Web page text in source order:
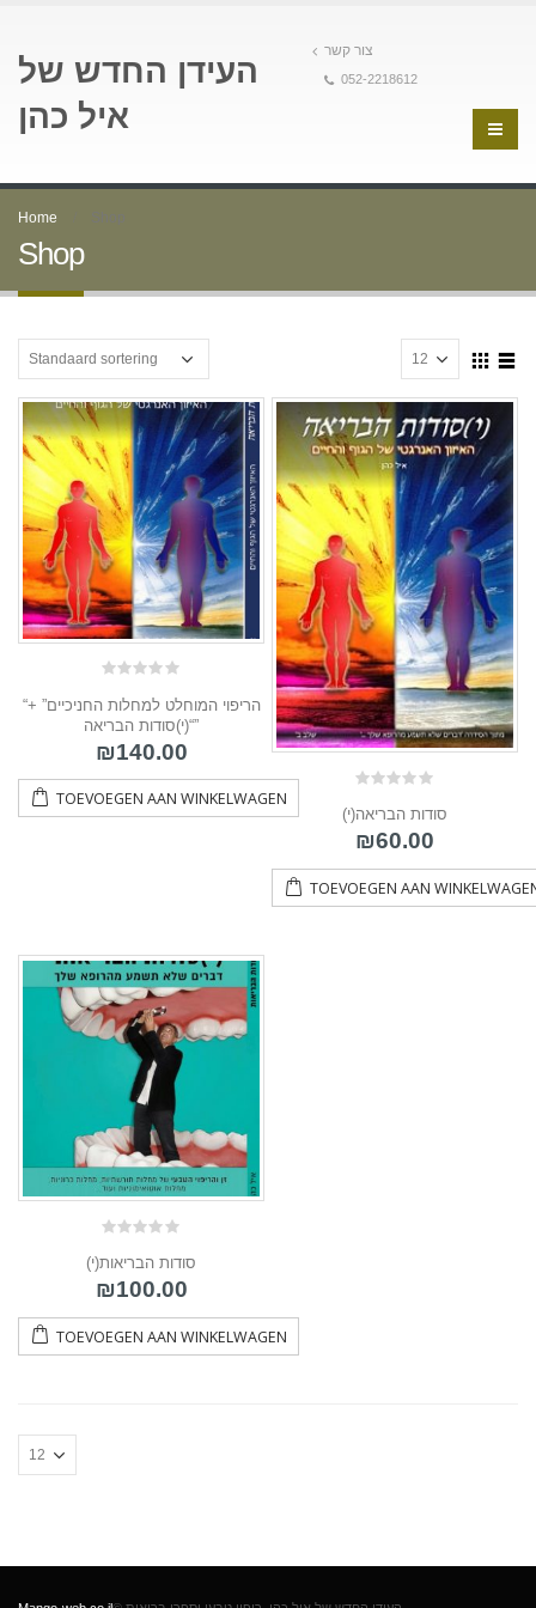
העידן החדש של
איל כהן
צור קשר
052-2218612
Home Shop
Shop
out
of
“הריפוי המוחלט למחלות החניכיים” +
“(י)סודות הבריאה”
₪140.00
TOEVOEGEN AAN WINKELWAGEN
out
of
5
(י)סודות הבריאה
₪60.00
TOEVOEGEN AAN
out
of
5
(י)סודות הבריאות
₪100.00
TOEVOEGEN AAN WINKELWAGEN